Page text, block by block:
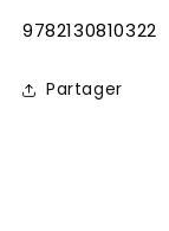
SKU:
9782130810322
Partager